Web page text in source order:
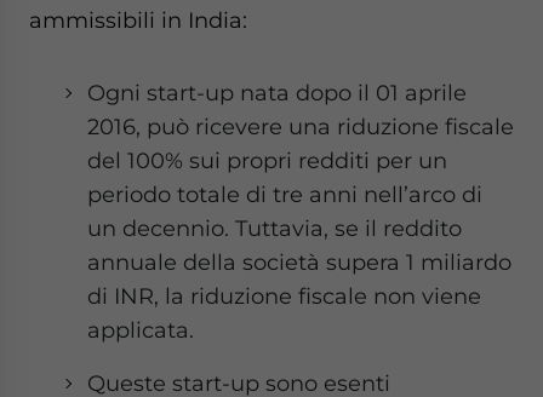
ammissibili in India:
Ogni start-up nata dopo il 01 aprile
2016, può ricevere una riduzione fiscale
del 100% sui propri redditi per un
periodo totale di tre anni nell’arco di
un decennio. Tuttavia, se il reddito
annuale della società supera 1 miliardo
di INR, la riduzione fiscale non viene
applicata.
Queste start-up sono esenti